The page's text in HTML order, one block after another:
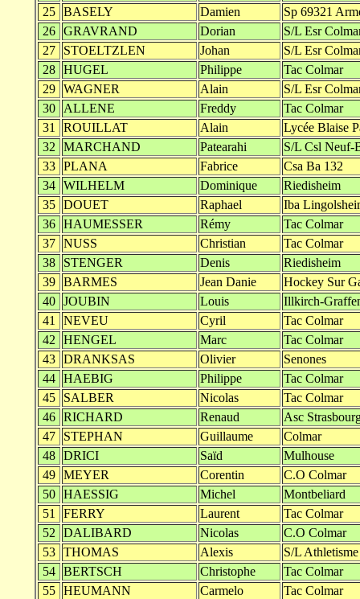
25 BASELY Damien
Sp 69321
26 GRAVRAND Dorian
S/L Esr
27
STOELTZLEN Johan
S/L Esr
28 HUGEL Philippe
Tac Colmar
29 WAGNER Alain
S/L Esr
30
ALLENE Freddy
Tac Colmar
31
ROUILLAT Alain
Lycée Blaise
32
MARCHAND Patearahi
S/L Csl Neuf-
33 PLANA Fabrice
Csa Ba 132
34 WILHELM Dominique
Riedisheim
35 DOUET Raphael
Iba
36 HAUMESSER Rémy
Tac Colmar
37 NUSS Christian
Tac Colmar
38
STENGER Denis
Riedisheim
39 BARMES Jean Danie
Hockey Sur
40 JOUBIN Louis
Illkirch-
41
NEVEU Cyril
Tac Colmar
42
HENGEL Marc
Tac Colmar
43 DRANKSAS Olivier
Senones
44 HAEBIG Philippe
Tac Colmar
45
SALBER Nicolas
Tac Colmar
46 RICHARD Renaud
Asc
47
STEPHAN Guillaume
Colmar
48 DRICI Saïd
Mulhouse
49 MEYER Corentin
C.O Colmar
50 HAESSIG Michel
Montbeliard
51
FERRY Laurent
Tac Colmar
52
DALIBARD Nicolas
C.O Colmar
53 THOMAS Alexis
S/L
54 BERTSCH Christophe
Tac Colmar
55 HEUMANN Carmelo
Tac Colmar